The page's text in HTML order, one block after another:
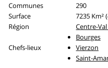
Communes
290
Surface
7235 Km²
Région
Centre-
Chefs-lieux
Bourges
Vierzon
Saint-